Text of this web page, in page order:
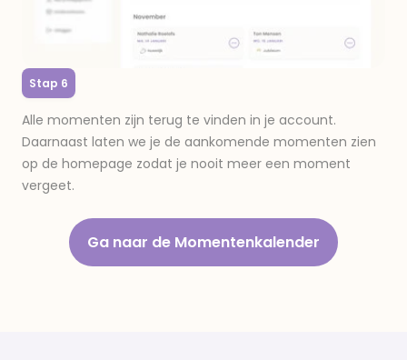
Stap 6
Alle momenten zijn terug te vinden in je account.
Daarnaast laten we je de aankomende momenten zien
op de homepage zodat je nooit meer een moment
vergeet.
Ga naar de Momentenkalender